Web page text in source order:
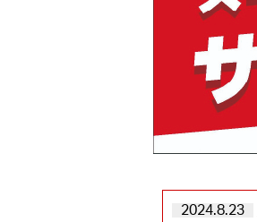
2024.8.23